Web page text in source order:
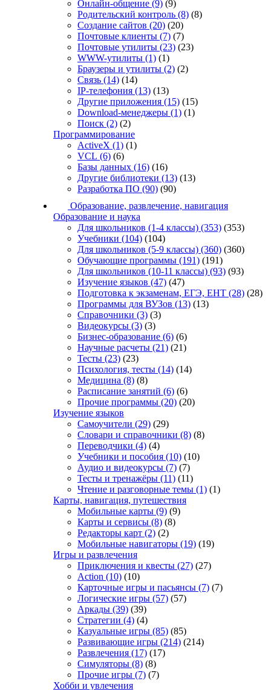
Онлайн-общение (9) (9)
Родительский контроль (8) (8)
Создание сайтов (20) (20)
Почтовые клиенты (7) (7)
Почтовые утилиты (23) (23)
WWW-утилиты (1) (1)
Браузеры и утилиты (2) (2)
Связь (14) (14)
IP-телефония (13) (13)
Другие приложения (15) (15)
Download-менеджеры (1) (1)
Поиск (2) (2)
Программирование
ActiveX (1) (1)
VCL (6) (6)
Базы данных (16) (16)
Другие библиотеки (13) (13)
Разработка ПО (90) (90)
Образование, развлечение, навигация
Образование и наука
Для школьников (1-4 классы) (353) (353)
Учебники (104) (104)
Для школьников (5-9 классы) (360) (360)
Обучающие программы (191) (191)
Для школьников (10-11 классы) (93) (93)
Изучение языков (47) (47)
Подготовка к экзаменам, ЕГЭ, ЕНТ (28) (28)
Программы для ВУЗов (13) (13)
Справочники (3) (3)
Видеокурсы (3) (3)
Бизнес-образование (6) (6)
Научные расчеты (21) (21)
Тесты (23) (23)
Психология, тесты (14) (14)
Медицина (8) (8)
Расписание занятий (6) (6)
Прочие программы (20) (20)
Изучение языков
Самоучители (29) (29)
Словари и справочники (8) (8)
Переводчики (4) (4)
Учебники и пособия (10) (10)
Аудио и видеокурсы (7) (7)
Тесты и тренажёры (11) (11)
Чтение и разговорные темы (1) (1)
Карты, навигация, путешествия
Мобильные карты (9) (9)
Карты и сервисы (8) (8)
Редакторы карт (2) (2)
Мобильные навигаторы (19) (19)
Игры и развлечения
Приключения и квесты (27) (27)
Action (10) (10)
Карточные игры и пасьянсы (7) (7)
Логические игры (57) (57)
Аркады (39) (39)
Стратегии (4) (4)
Казуальные игры (85) (85)
Развивающие игры (214) (214)
Развлечения (17) (17)
Симуляторы (8) (8)
Прочие игры (7) (7)
Хобби и увлечения